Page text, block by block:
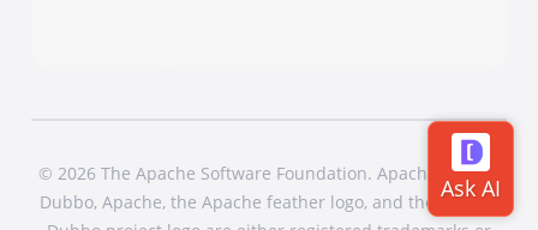
© 2026 The Apache Software Foundation. Apache Dubbo,
Dubbo, Apache, the Apache feather logo, and the Apache